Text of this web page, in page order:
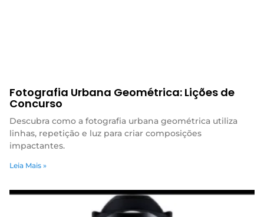
Fotografia Urbana Geométrica: Lições de
Concurso
Descubra como a fotografia urbana geométrica utiliza
linhas, repetição e luz para criar composições
impactantes.
Leia Mais »